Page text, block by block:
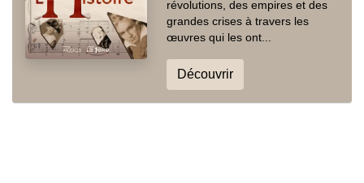
révolutions, des empires et des
grandes crises à travers les
œuvres qui les ont...
Découvrir